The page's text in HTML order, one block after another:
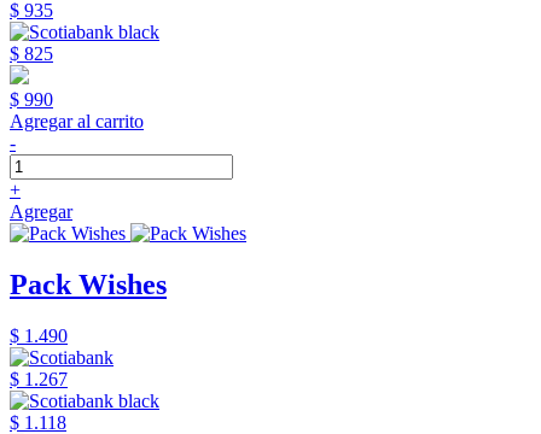
$ 935
$ 825
$ 990
Agregar al carrito
-
+
Agregar
Pack Wishes
$ 1.490
$ 1.267
$ 1.118